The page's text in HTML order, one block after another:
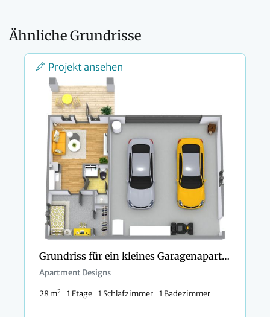
Ähnliche Grundrisse
Projekt ansehen
Grundriss für ein kleines Garagenapartment mit eigener Veranda
Apartment Designs
28 m2 1 Etage 1 Schlafzimmer 1 Badezimmer